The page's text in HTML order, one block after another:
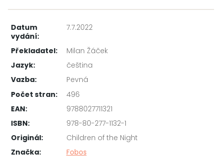
Datum
vydání:
7.7.2022
Překladatel:
Milan Žáček
Jazyk:
čeština
Vazba:
Pevná
Počet stran:
496
EAN:
9788027711321
ISBN:
978-80-277-1132-1
Originál:
Children of the Night
Značka:
Fobos